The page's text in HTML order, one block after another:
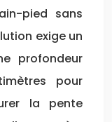
pied sans
exige un
profondeur
pour
la pente